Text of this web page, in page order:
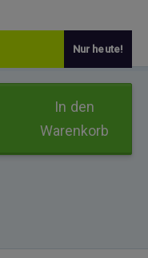
Nur heute!
In den
Warenkorb